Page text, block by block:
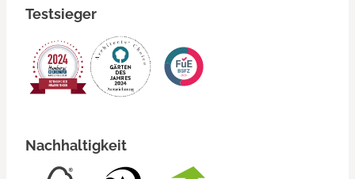
Testsieger
Nachhaltigkeit